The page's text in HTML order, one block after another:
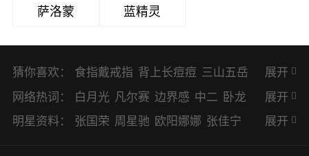
萨洛蒙
蓝精灵
猜你喜欢： 食指戴戒指 背上长痘痘 三山五岳
避暑胜地
展开
网络热词：
白月光 凡尔赛 边界感 中二 卧龙
凤雏 二次元 KPI EMO CP BUG
展开
明星资料：
张国荣 周星驰 欧阳娜娜 张佳宁
展开